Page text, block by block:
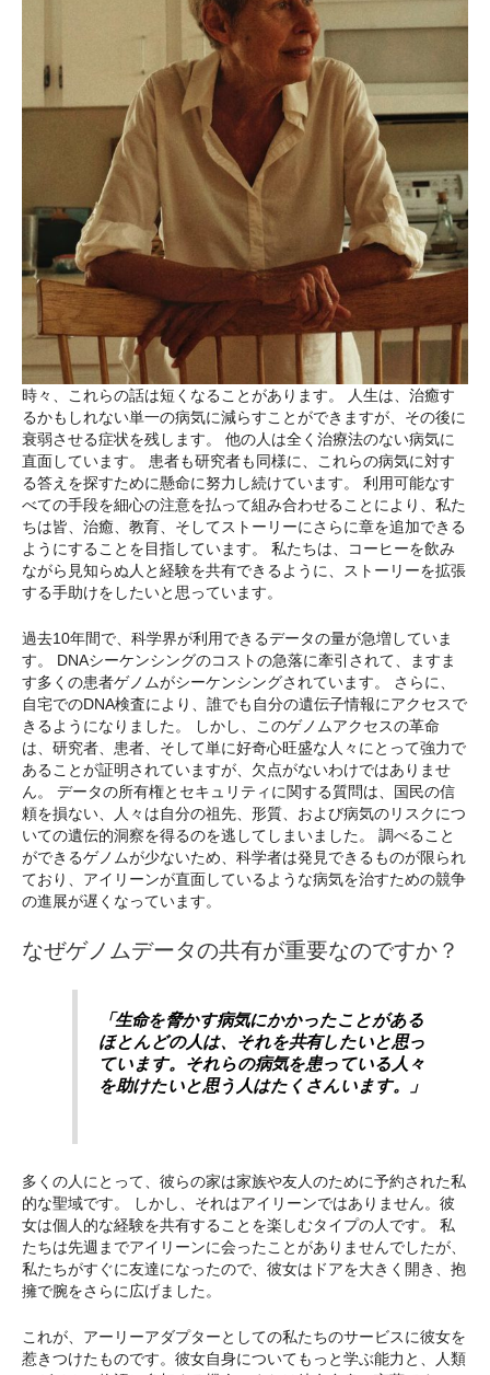
時々、これらの話は短くなることがあります。 人生は、治癒す
るかもしれない単一の病気に減らすことができますが、その後に
衰弱させる症状を残します。 他の人は全く治療法のない病気に
直面しています。 患者も研究者も同様に、これらの病気に対す
る答えを探すために懸命に努力し続けています。 利用可能なす
べての手段を細心の注意を払って組み合わせることにより、私た
ちは皆、治癒、教育、そしてストーリーにさらに章を追加できる
ようにすることを目指しています。 私たちは、コーヒーを飲み
ながら見知らぬ人と経験を共有できるように、ストーリーを拡張
する手助けをしたいと思っています。
過去10年間で、科学界が利用できるデータの量が急増していま
す。 DNAシーケンシングのコストの急落に牽引されて、ますま
す多くの患者ゲノムがシーケンシングされています。 さらに、
自宅でのDNA検査により、誰でも自分の遺伝子情報にアクセスで
きるようになりました。 しかし、このゲノムアクセスの革命
は、研究者、患者、そして単に好奇心旺盛な人々にとって強力で
あることが証明されていますが、欠点がないわけではありませ
ん。 データの所有権とセキュリティに関する質問は、国民の信
頼を損ない、人々は自分の祖先、形質、および病気のリスクにつ
いての遺伝的洞察を得るのを逃してしまいました。 調べること
ができるゲノムが少ないため、科学者は発見できるものが限られ
ており、アイリーンが直面しているような病気を治すための競争
の進展が遅くなっています。
なぜゲノムデータの共有が重要なのですか？
「生命を脅かす病気にかかったことがある
ほとんどの人は、それを共有したいと思っ
ています。それらの病気を患っている人々
を助けたいと思う人はたくさんいます。」
多くの人にとって、彼らの家は家族や友人のために予約された私
的な聖域です。 しかし、それはアイリーンではありません。彼
女は個人的な経験を共有することを楽しむタイプの人です。 私
たちは先週までアイリーンに会ったことがありませんでしたが、
私たちがすぐに友達になったので、彼女はドアを大きく開き、抱
擁で腕をさらに広げました。
これが、アーリーアダプターとしての私たちのサービスに彼女を
惹きつけたものです。彼女自身についてもっと学ぶ能力と、人類